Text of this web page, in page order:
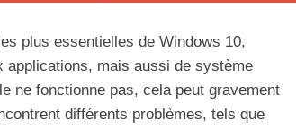
plus essentielles de Windows 10,
applications, mais aussi de système
ne fonctionne pas, cela peut gravement
différents problèmes, tels que